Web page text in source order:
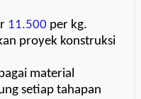
11.500 per kg.
proyek konstruksi
material
setiap tahapan